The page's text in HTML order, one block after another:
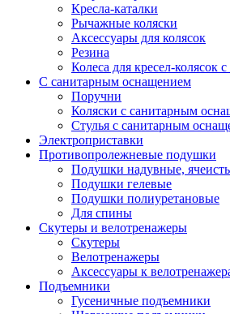
Кресла-каталки
Рычажные коляски
Аксессуары для колясок
Резина
Колеса для кресел-колясок
С санитарным оснащением
Поручни
Коляски с санитарным
Стулья с санитарным
Электроприставки
Противопролежневые подушки
Подушки надувные,
Подушки гелевые
Подушки полиуретановые
Для спины
Скутеры и велотренажеры
Скутеры
Велотренажеры
Аксессуары к
Подъемники
Гусеничные подъемники